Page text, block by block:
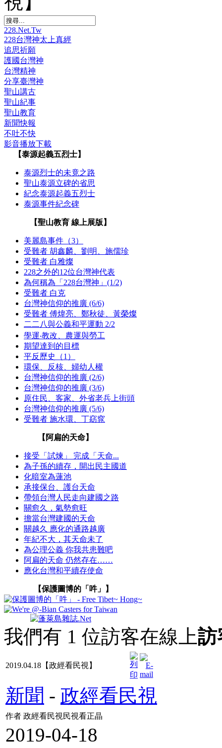
228.Net.Tw
228台灣神太上真經
追思祈願
護國台灣神
台灣精神
分享臺灣神
聖山講古
聖山紀事
聖山教育
新聞快報
不吐不快
影音播放下載
【泰源起義五烈士】
泰源烈士的未竟之路
聖山泰源立碑的省思
紀念泰源起義五烈士
泰源事件紀念碑
【聖山教育 線上展版】
美麗島事件（3）
受難者 胡鑫麟、劉明、施儒珍
受難者 白雅燦
228之外的12位台灣神代表
為何稱為「228台灣神」(1/2)
受難者 白克
台灣神信仰的推廣 (6/6)
受難者 傅煒亮、鄭秋徒、黃榮燦
二二八與公義和平運動 2/2
學運‧教改、農運與勞工
期望達到的目標
平反歷史（1）
環保、反核、婦幼人權
台灣神信仰的推廣 (2/6)
台灣神信仰的推廣 (3/6)
原住民、客家、外省老兵上街頭
台灣神信仰的推廣 (5/6)
受難者 施水環、丁窈窕
【阿扁的天命】
接受「試煉」 完成「天命...
為子孫的續存，開出民主國道
化暗室為蓮池
承接保台、護台天命
帶領台灣人民走向建國之路
關愈久，氣勢愈旺
擔當台灣建國的天命
關越久 應化的通路越廣
年紀不大，其天命未了
為公理公義 你我共患難吧
阿扁的天命 仍然存在……
應化台灣和平續存使命
【保護圖博的「吽」】
我們有 1 位訪客在線上訪
2019.04.18【政經看民視】
新聞 - 政經看民視
作者 政經看民視民視看正晶
2019-04-18